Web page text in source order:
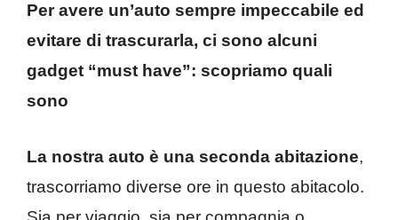
Per avere un’auto sempre impeccabile ed
evitare di trascurarla, ci sono alcuni
gadget “must have”: scopriamo quali
sono
La nostra auto è una seconda abitazione,
trascorriamo diverse ore in questo abitacolo.